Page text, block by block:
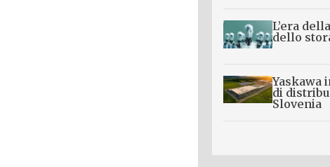
L’era
dello
Yaskawa
di
Slovenia